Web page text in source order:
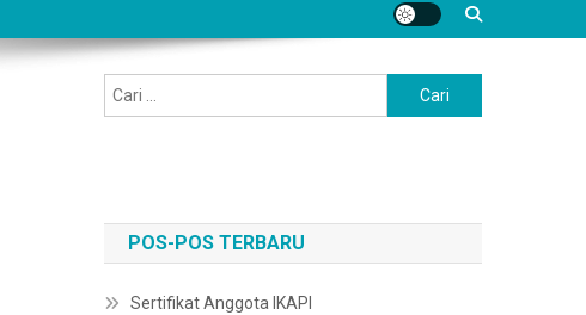
untuk:
POS-POS TERBARU
Sertifikat Anggota IKAPI